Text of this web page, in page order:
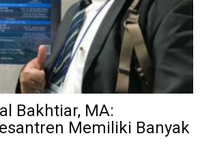
Bakhtiar, MA:
Memiliki Banyak